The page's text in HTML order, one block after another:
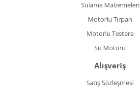
Sulama Malzemeleri
Motorlu Tırpan
Motorlu Testere
Su Motoru
Alışveriş
Satış Sözleşmesi